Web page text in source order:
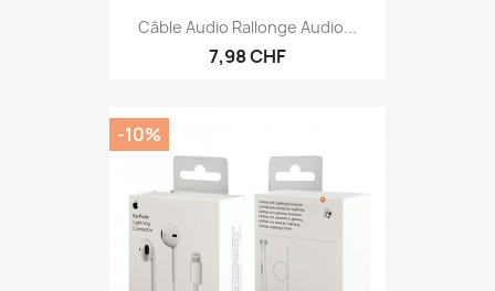
Câble Audio Rallonge Audio...
7,98 CHF
-10%